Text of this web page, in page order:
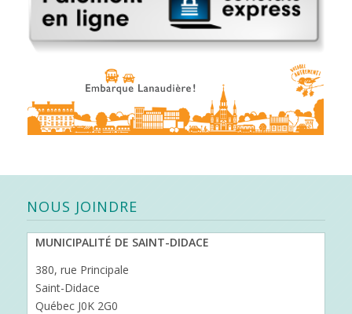
NOUS JOINDRE
MUNICIPALITÉ DE SAINT-DIDACE
380, rue Principale
Saint-Didace
Québec J0K 2G0